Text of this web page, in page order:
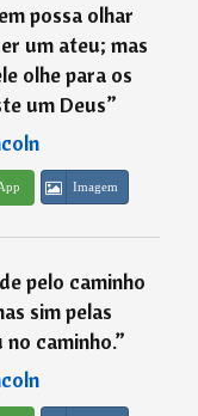
possa olhar
um ateu; mas
olhe para os
um Deus”
Imagem
pelo caminho
sim pelas
caminho.”